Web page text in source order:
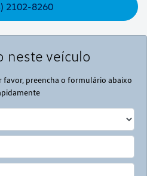
neste veículo
favor, preencha o formulário abaixo
2102-8260